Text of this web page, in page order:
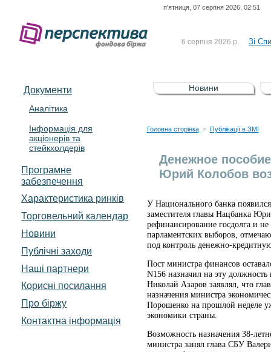
п'ятниця, 07 серпня 2026, 02:51
6 серпня 2026 р. Зі
5 серпня 2026 р.
Зі
UA4000232607)
4 серпня 2026 р.
До
Документи
Аналітика
Інформація для
акціонерів та
стейкхолдерів
Програмне
забезпечення
Характеристика pинків
Торговельний календар
Новини
Публічні заходи
Наші партнери
Корисні посилання
Про біржу
Контактна інформація
Новини
Головна сторінка > Публікації в ЗМІ
Денежное пособие
Юрий Колобов
У Национального банка
заместителя главы Нацбанка
рефинансирование госдолга и
парламентских выборов,
под контроль денежно-
Пост министра финансов
N156 назначил на эту
Николай Азаров заявлял, что
назначения министра
Порошенко на прошлой неделе
экономики страны.
Возможность назначения 38-
министра занял глава СБУ